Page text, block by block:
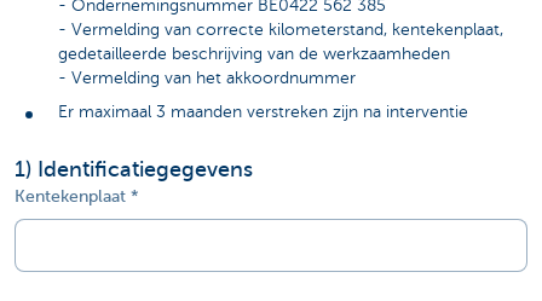
- Ondernemingsnummer BE0422 562 385
- Vermelding van correcte kilometerstand, kentekenplaat,
gedetailleerde beschrijving van de werkzaamheden
- Vermelding van het akkoordnummer
Er maximaal 3 maanden verstreken zijn na interventie
1) Identificatiegegevens
Kentekenplaat